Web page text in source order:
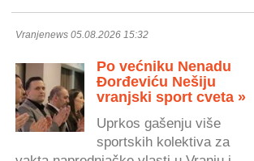
Vranjenews 05.08.2026 15:32
Po većniku Nenadu
Đorđeviću Nešiju
vranjski sport cveta »
Uprkos gašenju više
sportskih kolektiva za